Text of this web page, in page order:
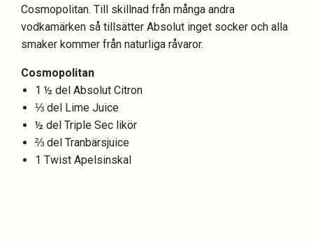
Cosmopolitan. Till skillnad från många andra
vodkamärken så tillsätter Absolut inget socker och alla
smaker kommer från naturliga råvaror.
Cosmopolitan
1 ½ del Absolut Citron
⅓ del Lime Juice
½ del Triple Sec likör
⅔ del Tranbärsjuice
1 Twist Apelsinskal